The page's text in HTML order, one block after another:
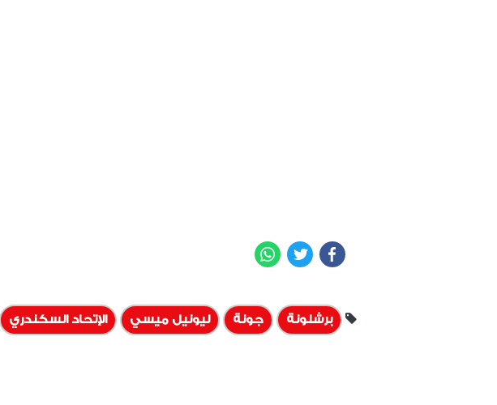
Facebook
Twitter
برشلونة جونة ليونيل ميسي الإتحاد السكندري